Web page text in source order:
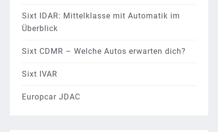
Sixt IDAR: Mittelklasse mit Automatik im
Überblick
Sixt CDMR – Welche Autos erwarten dich?
Sixt IVAR
Europcar JDAC